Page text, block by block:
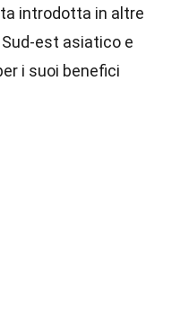
introdotta in altre
est asiatico e
i suoi benefici